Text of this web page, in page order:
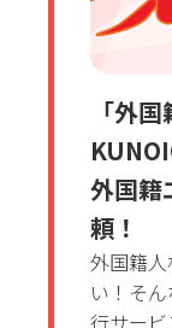
「外
外国籍
頼！
外国籍
い！そ
行サー